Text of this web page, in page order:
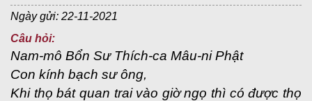
Ngày gửi: 22-11-2021
Câu hỏi:
Nam-mô Bổn Sư Thích-ca Mâu-ni Phật
Con kính bạch sư ông,
Khi thọ bát quan trai vào giờ ngọ thì có được thọ